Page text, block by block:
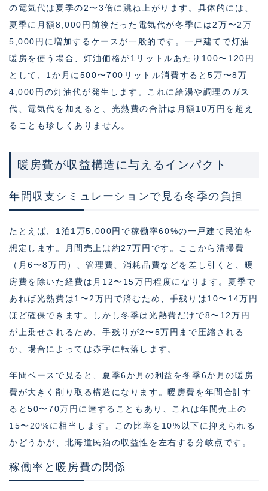
の電気代は夏季の2〜3倍に跳ね上がります。具体的には、
夏季に月額8,000円前後だった電気代が冬季には2万〜2万
5,000円に増加するケースが一般的です。一戸建てで灯油
暖房を使う場合、灯油価格が1リットルあたり100〜120円
として、1か月に500〜700リットル消費すると5万〜8万
4,000円の灯油代が発生します。これに給湯や調理のガス
代、電気代を加えると、光熱費の合計は月額10万円を超え
ることも珍しくありません。
暖房費が収益構造に与えるインパクト
年間収支シミュレーションで見る冬季の負担
たとえば、1泊1万5,000円で稼働率60%の一戸建て民泊を
想定します。月間売上は約27万円です。ここから清掃費
（月6〜8万円）、管理費、消耗品費などを差し引くと、暖
房費を除いた経費は月12〜15万円程度になります。夏季で
あれば光熱費は1〜2万円で済むため、手残りは10〜14万円
ほど確保できます。しかし冬季は光熱費だけで8〜12万円
が上乗せされるため、手残りが2〜5万円まで圧縮される
か、場合によっては赤字に転落します。
年間ベースで見ると、夏季6か月の利益を冬季6か月の暖房
費が大きく削り取る構造になります。暖房費を年間合計す
ると50〜70万円に達することもあり、これは年間売上の
15〜20%に相当します。この比率を10%以下に抑えられる
かどうかが、北海道民泊の収益性を左右する分岐点です。
稼働率と暖房費の関係